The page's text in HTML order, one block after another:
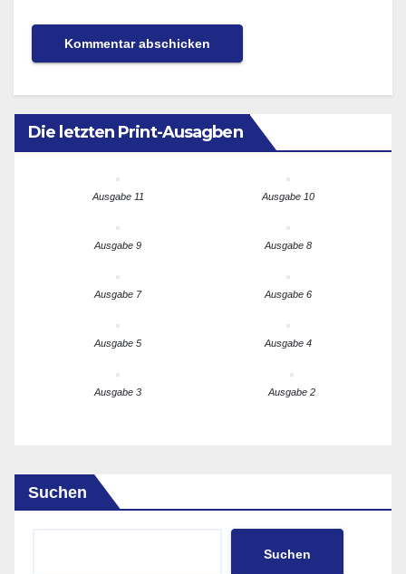
Die letzten Print-Ausagben
Ausgabe 11 Ausgabe 10
Ausgabe 9 Ausgabe 8
Ausgabe 7 Ausgabe 6
Ausgabe 5 Ausgabe 4
Ausgabe 3 Ausgabe 2
Suchen
Suchen